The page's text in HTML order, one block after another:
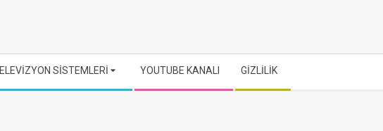
SİSTEMLERİ YOUTUBE KANALI GİZLİLİK